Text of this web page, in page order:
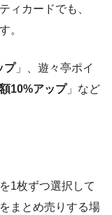
ィカードでも、
。
プ」、遊々亭ポイ
10%アップ」など
1枚ずつ選択して
まとめ売りする場